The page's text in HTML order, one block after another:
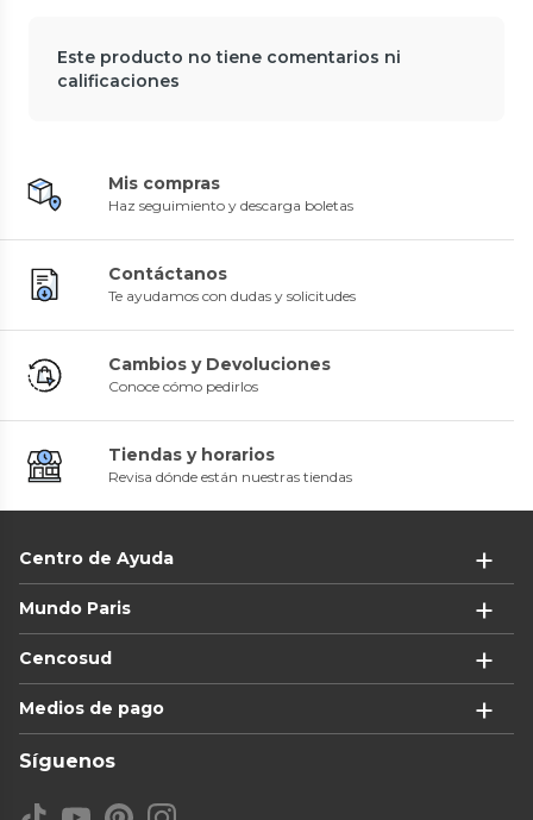
Este producto no tiene comentarios ni
calificaciones
Mis compras
Haz seguimiento y descarga boletas
Contáctanos
Te ayudamos con dudas y solicitudes
Cambios y Devoluciones
Conoce cómo pedirlos
Tiendas y horarios
Revisa dónde están nuestras tiendas
Centro de Ayuda
Mundo Paris
Cencosud
Medios de pago
Síguenos